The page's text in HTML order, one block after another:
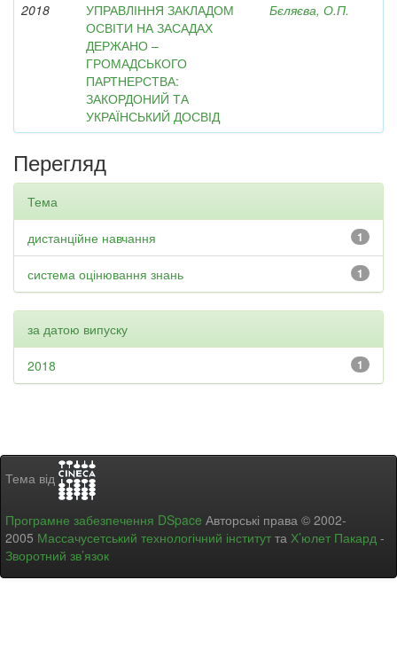
2018
УПРАВЛІННЯ ЗАКЛАДОМ
ОСВІТИ НА ЗАСАДАХ
ДЕРЖАНО –
ГРОМАДСЬКОГО
ПАРТНЕРСТВА:
ЗАКОРДОНИЙ ТА
УКРАЇНСЬКИЙ ДОСВІД
Бєляєва, О.П.
Перегляд
Тема
1
дистанційне навчання
1
система оцінювання знань
за датою випуску
1
2018
Тема від
Програмне забезпечення DSpace Авторські права © 2002-
2005 Массачусетський технологічний інститут та Х’юлет Пакард -
Зворотний зв’язок